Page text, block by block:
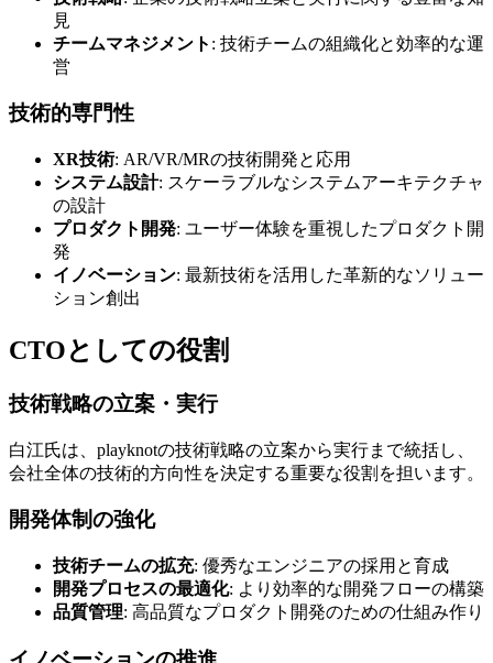
見
チームマネジメント : 技術チームの組織化と効率的な運
営
技術的専門性
XR技術: AR/VR/MRの技術開発と応用
システム設計: スケーラブルなシステムアーキテクチャ
の設計
プロダクト開発: ユーザー体験を重視したプロダクト開
発
イノベーション: 最新技術を活用した革新的なソリュー
ション創出
CTOとしての役割
技術戦略の立案・実行
白江氏は、playknotの技術戦略の立案から実行まで統括し、
会社全体の技術的方向性を決定する重要な役割を担います。
開発体制の強化
技術チームの拡充: 優秀なエンジニアの採用と育成
開発プロセスの最適化: より効率的な開発フローの構築
品質管理: 高品質なプロダクト開発のための仕組み作り